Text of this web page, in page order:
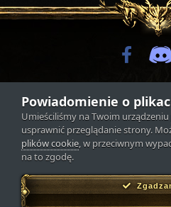
Motyw
Wszelkie prawa
Powered by Invision
Powiadomienie o
Umieściliśmy na Twoim urządzeniu
usprawnić przeglądanie strony.
plików cookie, w przeciwnym
na to zgodę.